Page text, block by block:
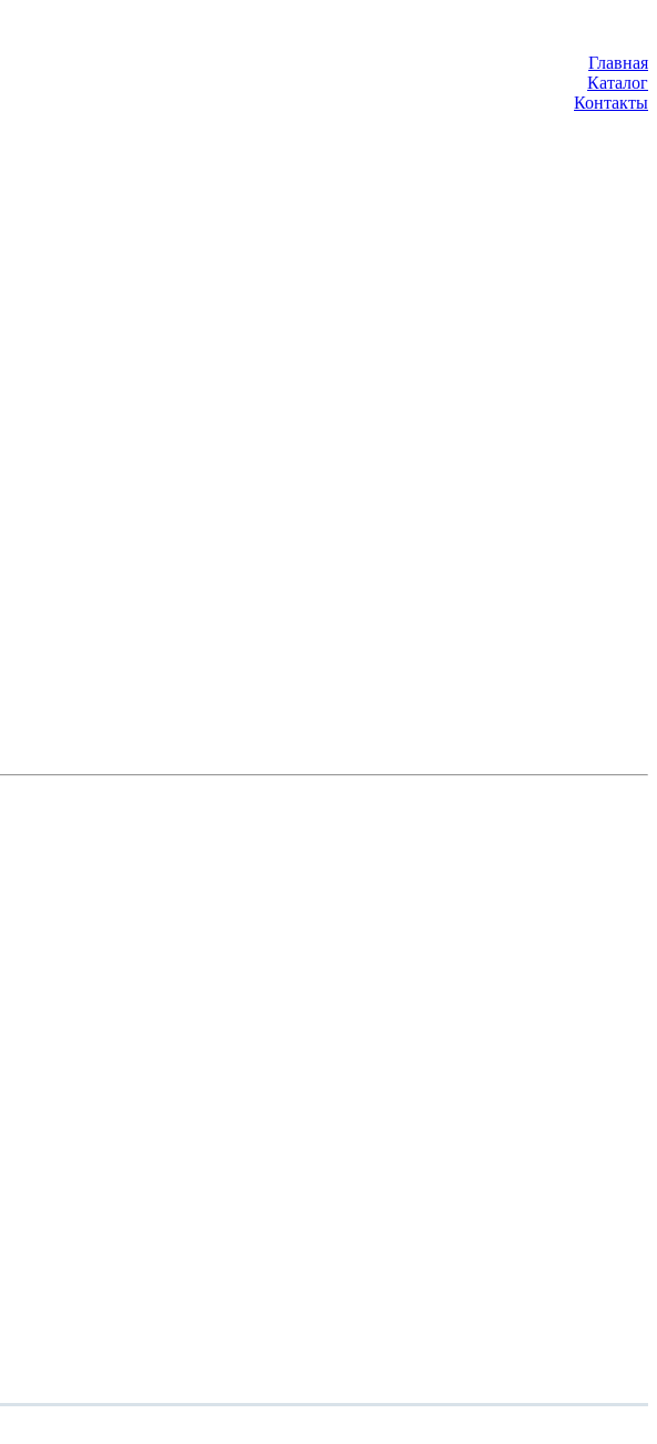
Главная
Каталог
Контакты